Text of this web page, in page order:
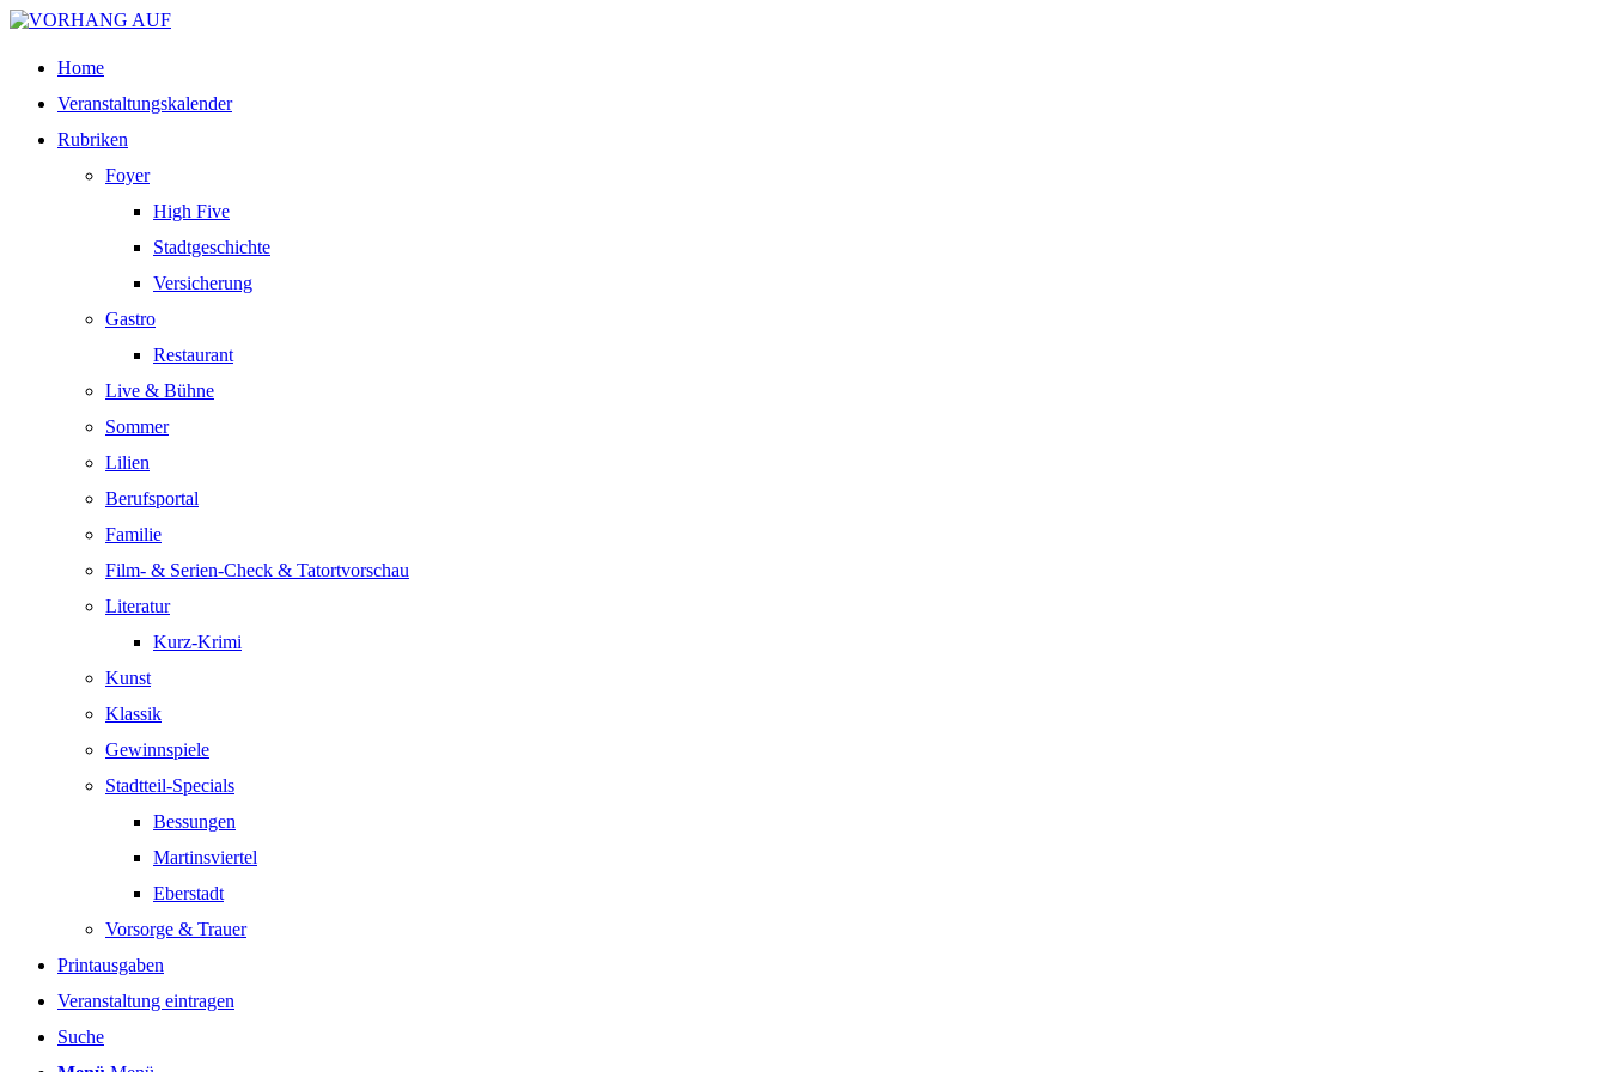
Home
Veranstaltungskalender
Rubriken
Foyer
High Five
Stadtgeschichte
Versicherung
Gastro
Restaurant
Live & Bühne
Sommer
Lilien
Berufsportal
Familie
Film- & Serien-Check & Tatortvorschau
Literatur
Kurz-Krimi
Kunst
Klassik
Gewinnspiele
Stadtteil-Specials
Bessungen
Martinsviertel
Eberstadt
Vorsorge & Trauer
Printausgaben
Veranstaltung eintragen
Suche